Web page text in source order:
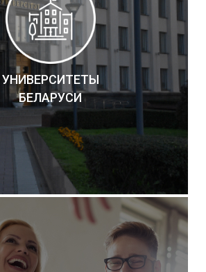
УНИВЕРСИТЕТЫ
БЕЛАРУСИ